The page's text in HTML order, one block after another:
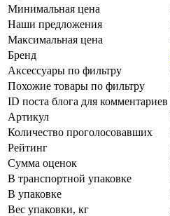
Минимальная цена
Наши предложения
Максимальная цена
Бренд
Аксессуары по фильтру
Похожие товары по фильтру
ID поста блога для комментариев
Артикул
Количество проголосовавших
Рейтинг
Сумма оценок
В транспортной упаковке
В упаковке
Вес упаковки, кг